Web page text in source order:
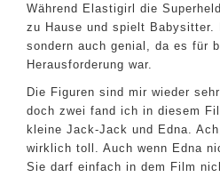
Während Elastigirl die
zu Hause und spielt Babysitter.
sondern auch genial, da es für
Herausforderung war.
Die Figuren sind mir wieder
doch zwei fand ich in diesem
kleine Jack-Jack und Edna.
wirklich toll. Auch wenn Edna
Sie darf einfach in dem Film